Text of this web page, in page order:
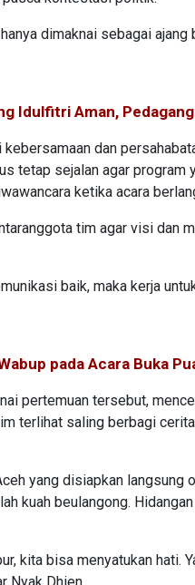
dimaknai sebagai
Idulfitri Aman,
dan
tetap sejalan agar program
ketika acara
tim agar visi dan
baik, maka kerja
pada Acara Buka
pertemuan tersebut,
terlihat saling berbagi
yang disiapkan langsung
kuah beulangong.
kita bisa menyatukan hati.